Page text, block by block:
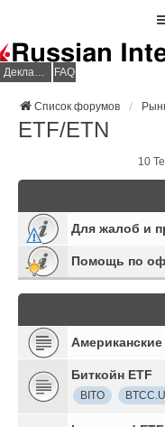
Декларация НДФЛ FAQ
Список форумов
ETF/ETN
10
Для жалоб и
Помощь по
Биткойн ETF
BITO BTCC.U